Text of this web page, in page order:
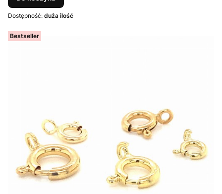
Dostępność: duża ilość
Bestseller